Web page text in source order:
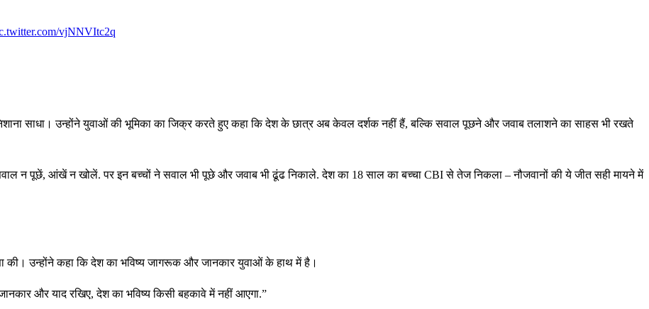
vjNNVItc2q
निशाना साधा। उन्होंने युवाओं की भूमिका का जिक्र करते हुए कहा कि देश के छात्र अब केवल दर्शक नहीं हैं, बल्कि सवाल पूछने और जवाब तलाशने का साहस भी रखते
सवाल न पूछें, आंखें न खोलें. पर इन बच्चों ने सवाल भी पूछे और जवाब भी ढूंढ निकाले. देश का 18 साल का बच्चा CBI से तेज निकला – नौजवानों की ये जीत सही मायने में
की। उन्होंने कहा कि देश का भविष्य जागरूक और जानकार युवाओं के हाथ में है।
और याद रखिए, देश का भविष्य किसी बहकावे में नहीं आएगा.”